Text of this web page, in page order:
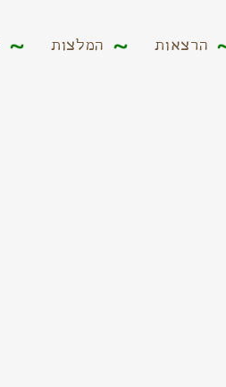
הרצאות המלצות הרצאות המלצות